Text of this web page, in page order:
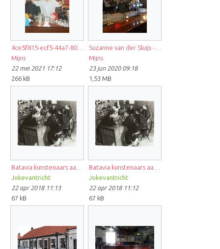
Mijns
22 mei 2021 17:12
266 kB
Mijns
23 jun 2020 09:18
1,53 MB
Jokevantricht
22 apr 2018 11:13
67 kB
Jokevantricht
22 apr 2018 11:12
67 kB